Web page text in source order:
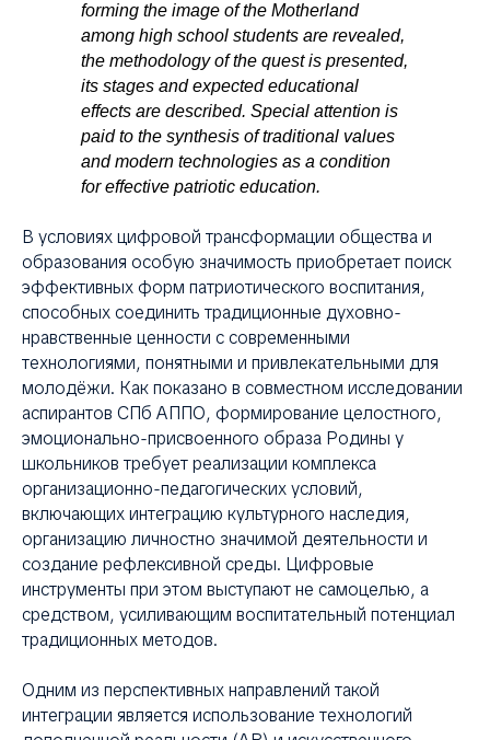
forming the image of the Motherland
among high school students are revealed,
the methodology of the quest is presented,
its stages and expected educational
effects are described. Special attention is
paid to the synthesis of traditional values
and modern technologies as a condition
for effective patriotic education.
В условиях цифровой трансформации общества и
образования особую значимость приобретает поиск
эффективных форм патриотического воспитания,
способных соединить традиционные духовно-
нравственные ценности с современными
технологиями, понятными и привлекательными для
молодёжи. Как показано в совместном исследовании
аспирантов СПб АППО, формирование целостного,
эмоционально-присвоенного образа Родины у
школьников требует реализации комплекса
организационно-педагогических условий,
включающих интеграцию культурного наследия,
организацию личностно значимой деятельности и
создание рефлексивной среды. Цифровые
инструменты при этом выступают не самоцелью, а
средством, усиливающим воспитательный потенциал
традиционных методов.
Одним из перспективных направлений такой
интеграции является использование технологий